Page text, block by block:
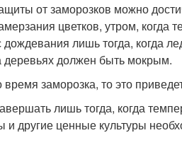
от заморозков можно
цветков, утром, когда
лишь тогда, когда
должен быть мокрым.
заморозка, то это
лишь тогда, когда
другие ценные культуры